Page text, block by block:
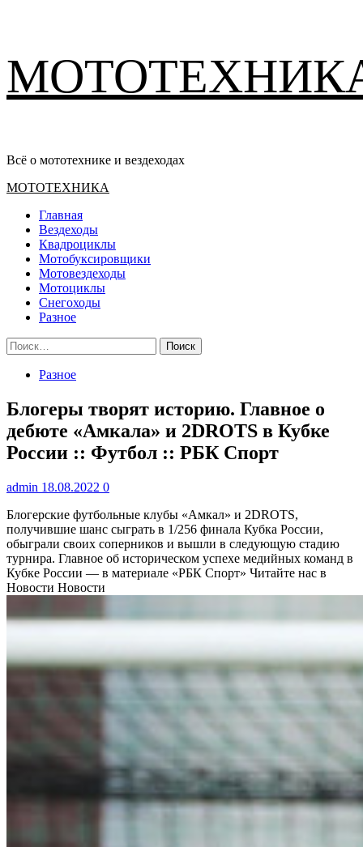
содержимому
Всё о мототехнике и вездеходах
Основное
МОТОТЕХНИКА
Главная
Вездеходы
Квадроциклы
Мотобуксировщики
Мотовездеходы
Мотоциклы
Снегоходы
Разное
Найти:
Разное
Блогеры творят историю. Главное о
дебюте «Амкала» и 2DROTS в Кубке
России :: Футбол :: РБК Спорт
admin 18.08.2022 0
Блогерские футбольные клубы «Амкал» и 2DROTS,
получившие шанс сыграть в 1/256 финала Кубка России,
обыграли своих соперников и вышли в следующую стадию
турнира. Главное об историческом успехе медийных команд в
Кубке России — в материале «РБК Спорт» Читайте нас в
Новости Новости